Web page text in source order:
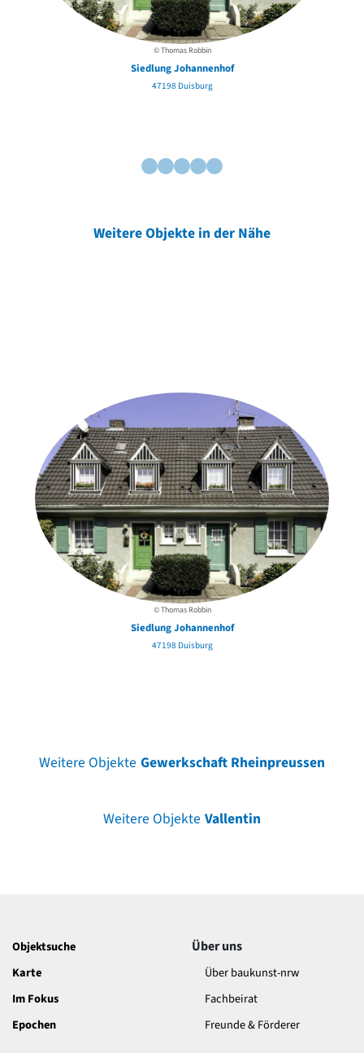
© Thomas Robbin
Siedlung Johannenhof
47198 Duisburg
Weitere Objekte in der Nähe
© Thomas Robbin
Siedlung Johannenhof
47198 Duisburg
Weitere Objekte Gewerkschaft Rheinpreussen
Weitere Objekte Vallentin
Objektsuche
Karte
Im Fokus
Epochen
Über uns
Über baukunst-nrw
Fachbeirat
Freunde & Förderer